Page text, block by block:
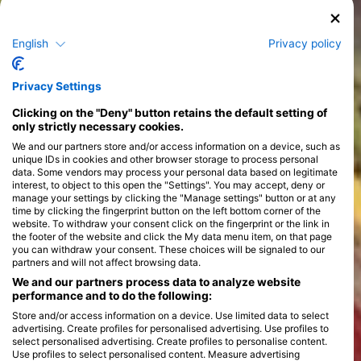
English Privacy policy
Privacy Settings
Clicking on the "Deny" button retains the default setting of
only strictly necessary cookies.
We and our partners store and/or access information on a device, such as
unique IDs in cookies and other browser storage to process personal
data. Some vendors may process your personal data based on legitimate
interest, to object to this open the "Settings". You may accept, deny or
manage your settings by clicking the "Manage settings" button or at any
time by clicking the fingerprint button on the left bottom corner of the
website. To withdraw your consent click on the fingerprint or the link in
the footer of the website and click the My data menu item, on that page
you can withdraw your consent. These choices will be signaled to our
partners and will not affect browsing data.
We and our partners process data to analyze website
performance and to do the following:
Store and/or access information on a device. Use limited data to select
advertising. Create profiles for personalised advertising. Use profiles to
select personalised advertising. Create profiles to personalise content.
Use profiles to select personalised content. Measure advertising